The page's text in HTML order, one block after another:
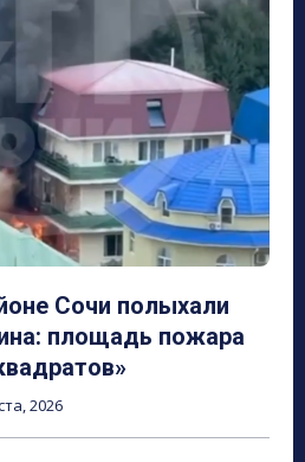
Сочи полыхали
площадь пожара
2026